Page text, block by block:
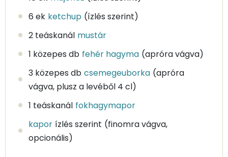
6 ek ketchup (ízlés szerint)
2 teáskanál mustár
1 közepes db fehér hagyma (apróra vágva)
3 közepes db csemegeuborka (apróra
vágva, plusz a levéből 4 cl)
1 teáskanál fokhagymapor
kapor ízlés szerint (finomra vágva,
opcionális)